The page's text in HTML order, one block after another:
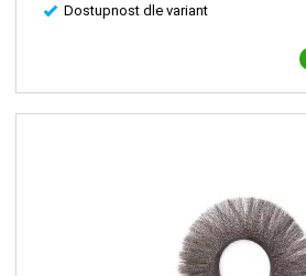
Dostupnost dle variant